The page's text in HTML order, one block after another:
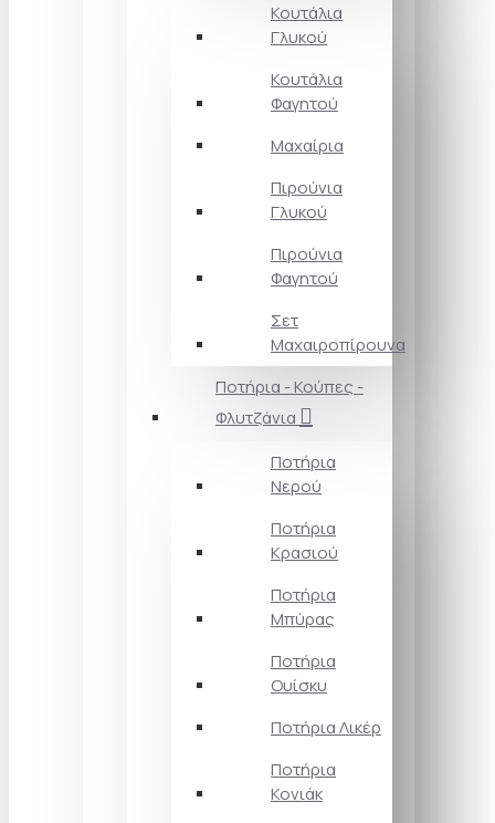
Κουτάλια
Γλυκού
Κουτάλια
Φαγητού
Μαχαίρια
Πιρούνια
Γλυκού
Πιρούνια
Φαγητού
Σετ
Μαχαιροπίρουνα
Ποτήρια - Κούπες -
Φλυτζάνια
Ποτήρια
Νερού
Ποτήρια
Κρασιού
Ποτήρια
Μπύρας
Ποτήρια
Ουίσκυ
Ποτήρια Λικέρ
Ποτήρια
Κονιάκ